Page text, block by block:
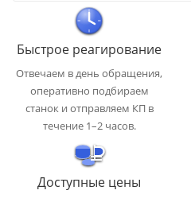
Быстрое реагирование
Отвечаем в день обращения,
оперативно подбираем
станок и отправляем КП в
течение 1–2 часов.
Доступные цены